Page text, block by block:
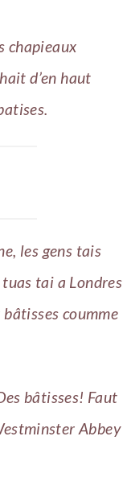
chapieaux
d’en haut
les gens tais
tai a Londres
bâtisses coumme
bâtisses! Faut
Abbey